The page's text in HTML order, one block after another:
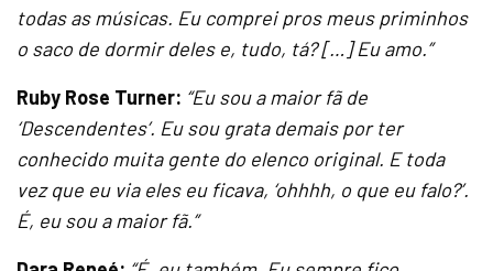
todas as músicas. Eu comprei pros meus priminhos
o saco de dormir deles e, tudo, tá? […] Eu amo.”
Ruby Rose Turner: “Eu sou a maior fã de
‘Descendentes’. Eu sou grata demais por ter
conhecido muita gente do elenco original. E toda
vez que eu via eles eu ficava, ‘ohhhh, o que eu falo?’.
É, eu sou a maior fã.”